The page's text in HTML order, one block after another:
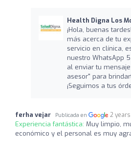
Health Digna Los
¡Hola, buenas
más acerca de tu
servicio en clínica,
nuestro WhatsApp
al enviar tu
asesor" para
¡Seguimos a tus
ferha vejar Publicada en 2
Experiencia fantástica: Muy limpio,
económico y el personal es muy